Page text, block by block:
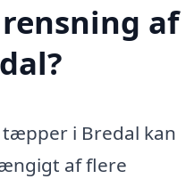
af
i Bredal kan
af flere